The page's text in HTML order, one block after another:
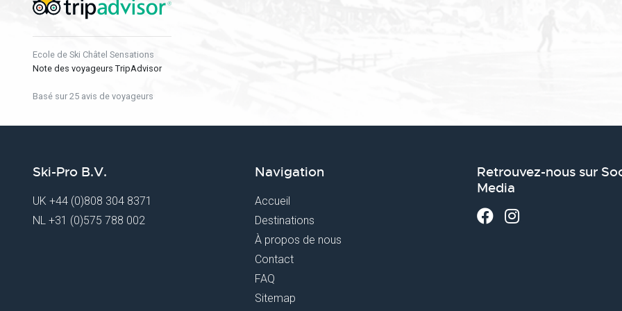
Ecole de Ski Châtel Sensations
Note des voyageurs TripAdvisor
Basé sur 25 avis de voyageurs
Ski-Pro B.V.
UK +44 (0)808 304 8371
NL +31 (0)575 788 002
Navigation
Accueil
Destinations
À propos de nous
Contact
FAQ
Sitemap
Retrouvez-nous sur
Media